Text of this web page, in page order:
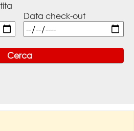
Data check-out